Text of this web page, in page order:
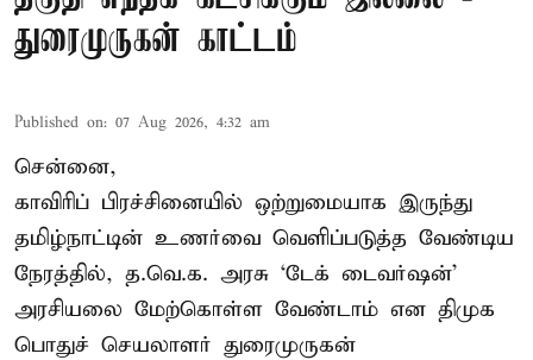
துரைமுருகன் காட்டம்
Published on: 07 Aug 2026, 4:32 am
சென்னை,
காவிரிப் பிரச்சினையில் ஒற்றுமையாக இருந்து
தமிழ்நாட்டின் உணர்வை வெளிப்படுத்த வேண்டிய
நேரத்தில், த.வெ.க. அரசு ‘டேக் டைவர்ஷன்’
அரசியலை மேற்கொள்ள வேண்டாம் என திமுக
பொதுச் செயலாளர் துரைமுருகன்